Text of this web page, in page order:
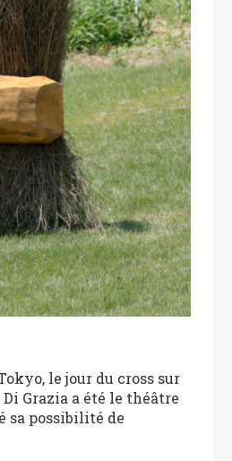
le jour du cross sur
Grazia a été le théâtre
sa possibilité de